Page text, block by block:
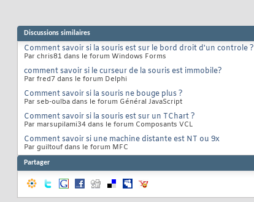
Discussions similaires
Comment savoir si la souris est sur le bord droit d'un controle ?
Par chris81 dans le forum Windows Forms
comment savoir si le curseur de la souris est immobile?
Par fred7 dans le forum Delphi
Comment savoir si la souris ne bouge plus ?
Par seb-oulba dans le forum Général JavaScript
Comment savoir si la souris est sur un TChart ?
Par marsupilami34 dans le forum Composants VCL
Comment savoir si une machine distante est NT ou 9x
Par guiltouf dans le forum MFC
Partager